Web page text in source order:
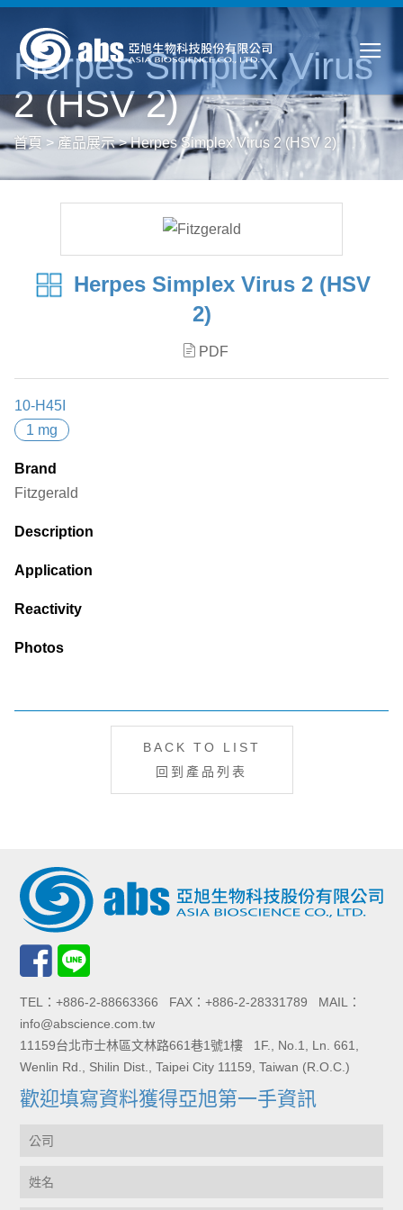
Herpes Simplex Virus
2 (HSV 2)
首頁 > 產品展示>Herpes Simplex Virus 2 (HSV 2)
Herpes Simplex Virus 2 (HSV
2)
PDF
10-H45I
1 mg
Brand
Fitzgerald
Description
Application
Reactivity
Photos
BACK TO LIST
回到產品列表
TEL：+886-2-88663366 FAX：+886-2-28331789 MAIL：
info@abscience.com.tw
11159台北市士林區文林路661巷1號1樓 1F., No.1, Ln. 661,
Wenlin Rd., Shilin Dist., Taipei City 11159, Taiwan (R.O.C.)
歡迎填寫資料獲得亞旭第一手資訊